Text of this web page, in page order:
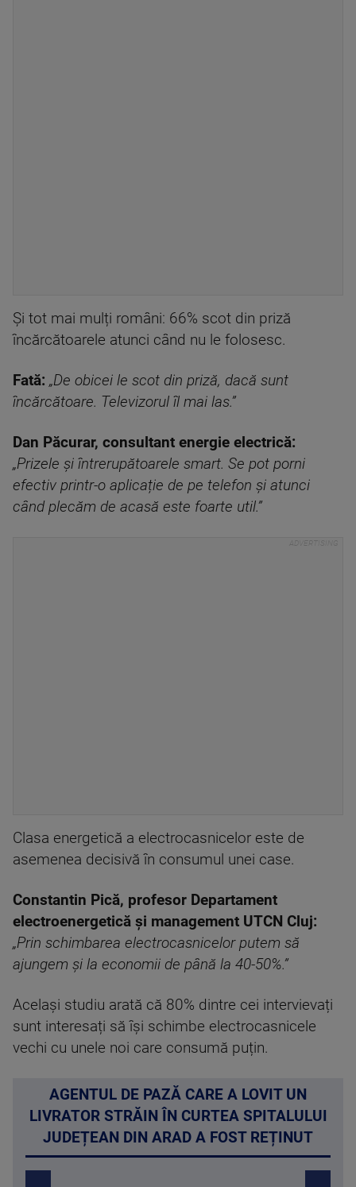
Și tot mai mulți români: 66% scot din priză
încărcătoarele atunci când nu le folosesc.
Fată: „De obicei le scot din priză, dacă sunt
încărcătoare. Televizorul îl mai las.”
Dan Păcurar, consultant energie electrică:
„Prizele și întrerupătoarele smart. Se pot porni
efectiv printr-o aplicație de pe telefon și atunci
când plecăm de acasă este foarte util.”
Clasa energetică a electrocasnicelor este de
asemenea decisivă în consumul unei case.
Constantin Pică, profesor Departament
electroenergetică și management UTCN Cluj:
„Prin schimbarea electrocasnicelor putem să
ajungem și la economii de până la 40-50%.”
Același studiu arată că 80% dintre cei intervievați
sunt interesați să își schimbe electrocasnicele
vechi cu unele noi care consumă puțin.
AGENTUL DE PAZĂ CARE A LOVIT UN
LIVRATOR STRĂIN ÎN CURTEA SPITALULUI
JUDEȚEAN DIN ARAD A FOST REȚINUT